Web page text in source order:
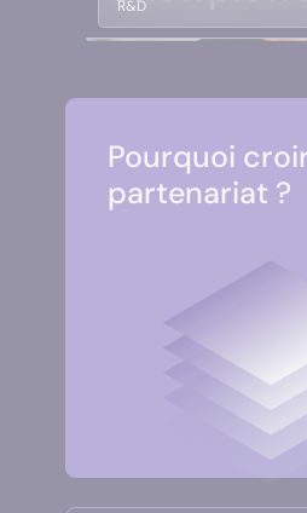
R&D
Pourquoi
partenariat ?